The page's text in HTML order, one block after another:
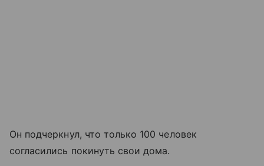
Он подчеркнул, что только 100 человек
согласились покинуть свои дома.